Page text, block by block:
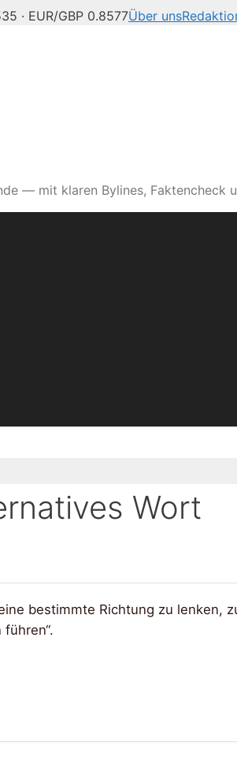
· EUR/GBP 0.8577Über uns
— mit klaren Bylines, Faktencheck
Wort
bestimmte Richtung zu